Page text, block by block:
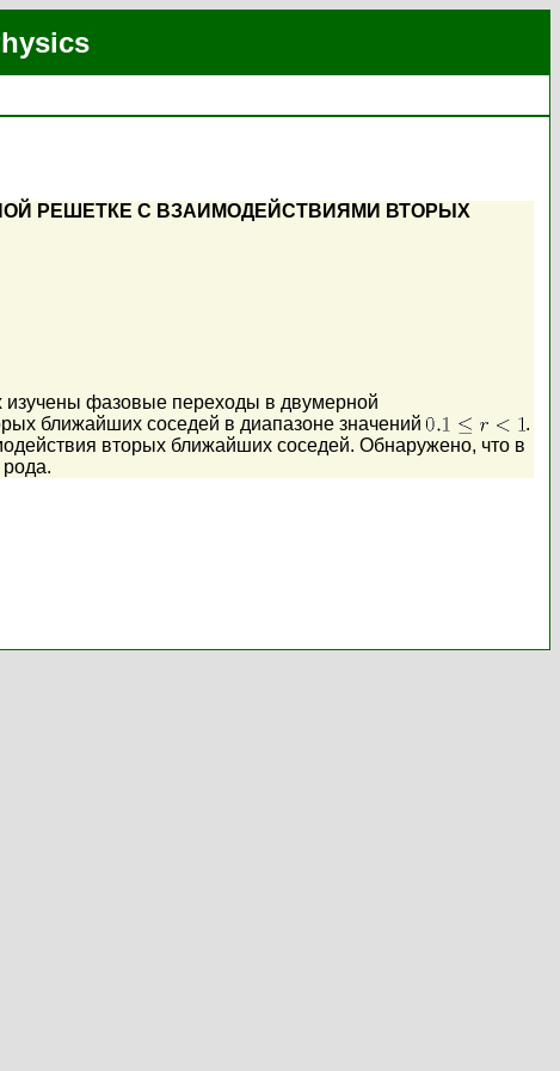
РЕШЕТКЕ С ВЗАИМОДЕЙСТВИЯМИ ВТОРЫХ
изучены фазовые переходы в двумерной
ближайших соседей в диапазоне значений
.
вторых ближайших соседей. Обнаружено, что в